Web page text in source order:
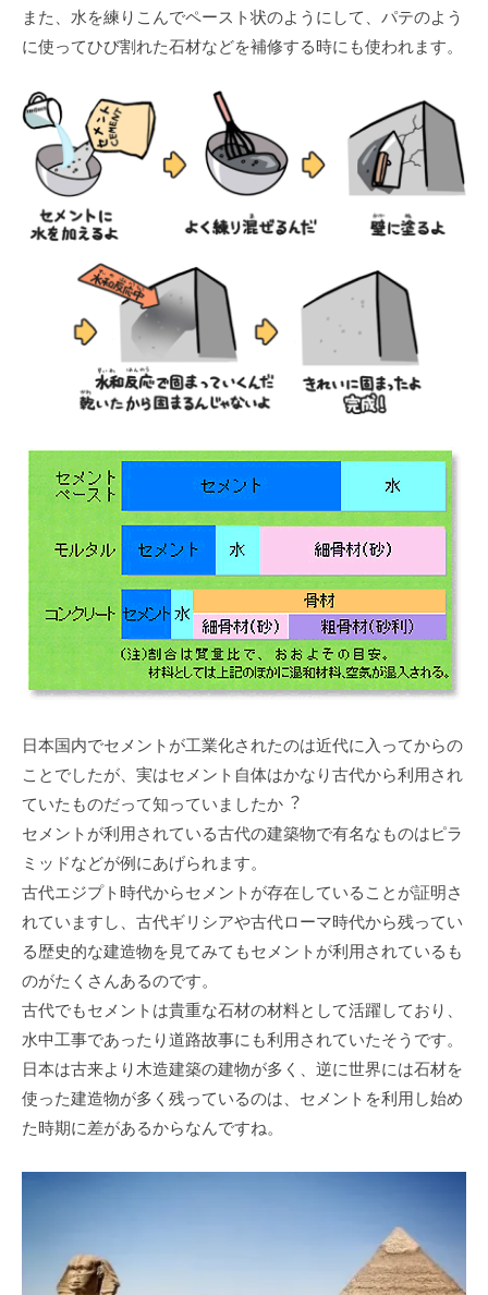
また、⽔を練りこんでペースト状のようにして、パテのよう
に使ってひび割れた⽯材などを補修する時にも使われます。
⽇本国内でセメントが⼯業化されたのは近代に⼊ってからの
ことでしたが、実はセメント⾃体はかなり古代から利⽤され
ていたものだって知っていましたか︖
セメントが利⽤されている古代の建築物で有名なものはピラ
ミッドなどが例にあげられます。
古代エジプト時代からセメントが存在していることが証明さ
れていますし、古代ギリシアや古代ローマ時代から残ってい
る歴史的な建造物を⾒てみてもセメントが利⽤されているも
のがたくさんあるのです。
古代でもセメントは貴重な⽯材の材料として活躍しており、
⽔中⼯事であったり道路故事にも利⽤されていたそうです。
⽇本は古来より⽊造建築の建物が多く、逆に世界には⽯材を
使った建造物が多く残っているのは、セメントを利⽤し始め
た時期に差があるからなんですね。